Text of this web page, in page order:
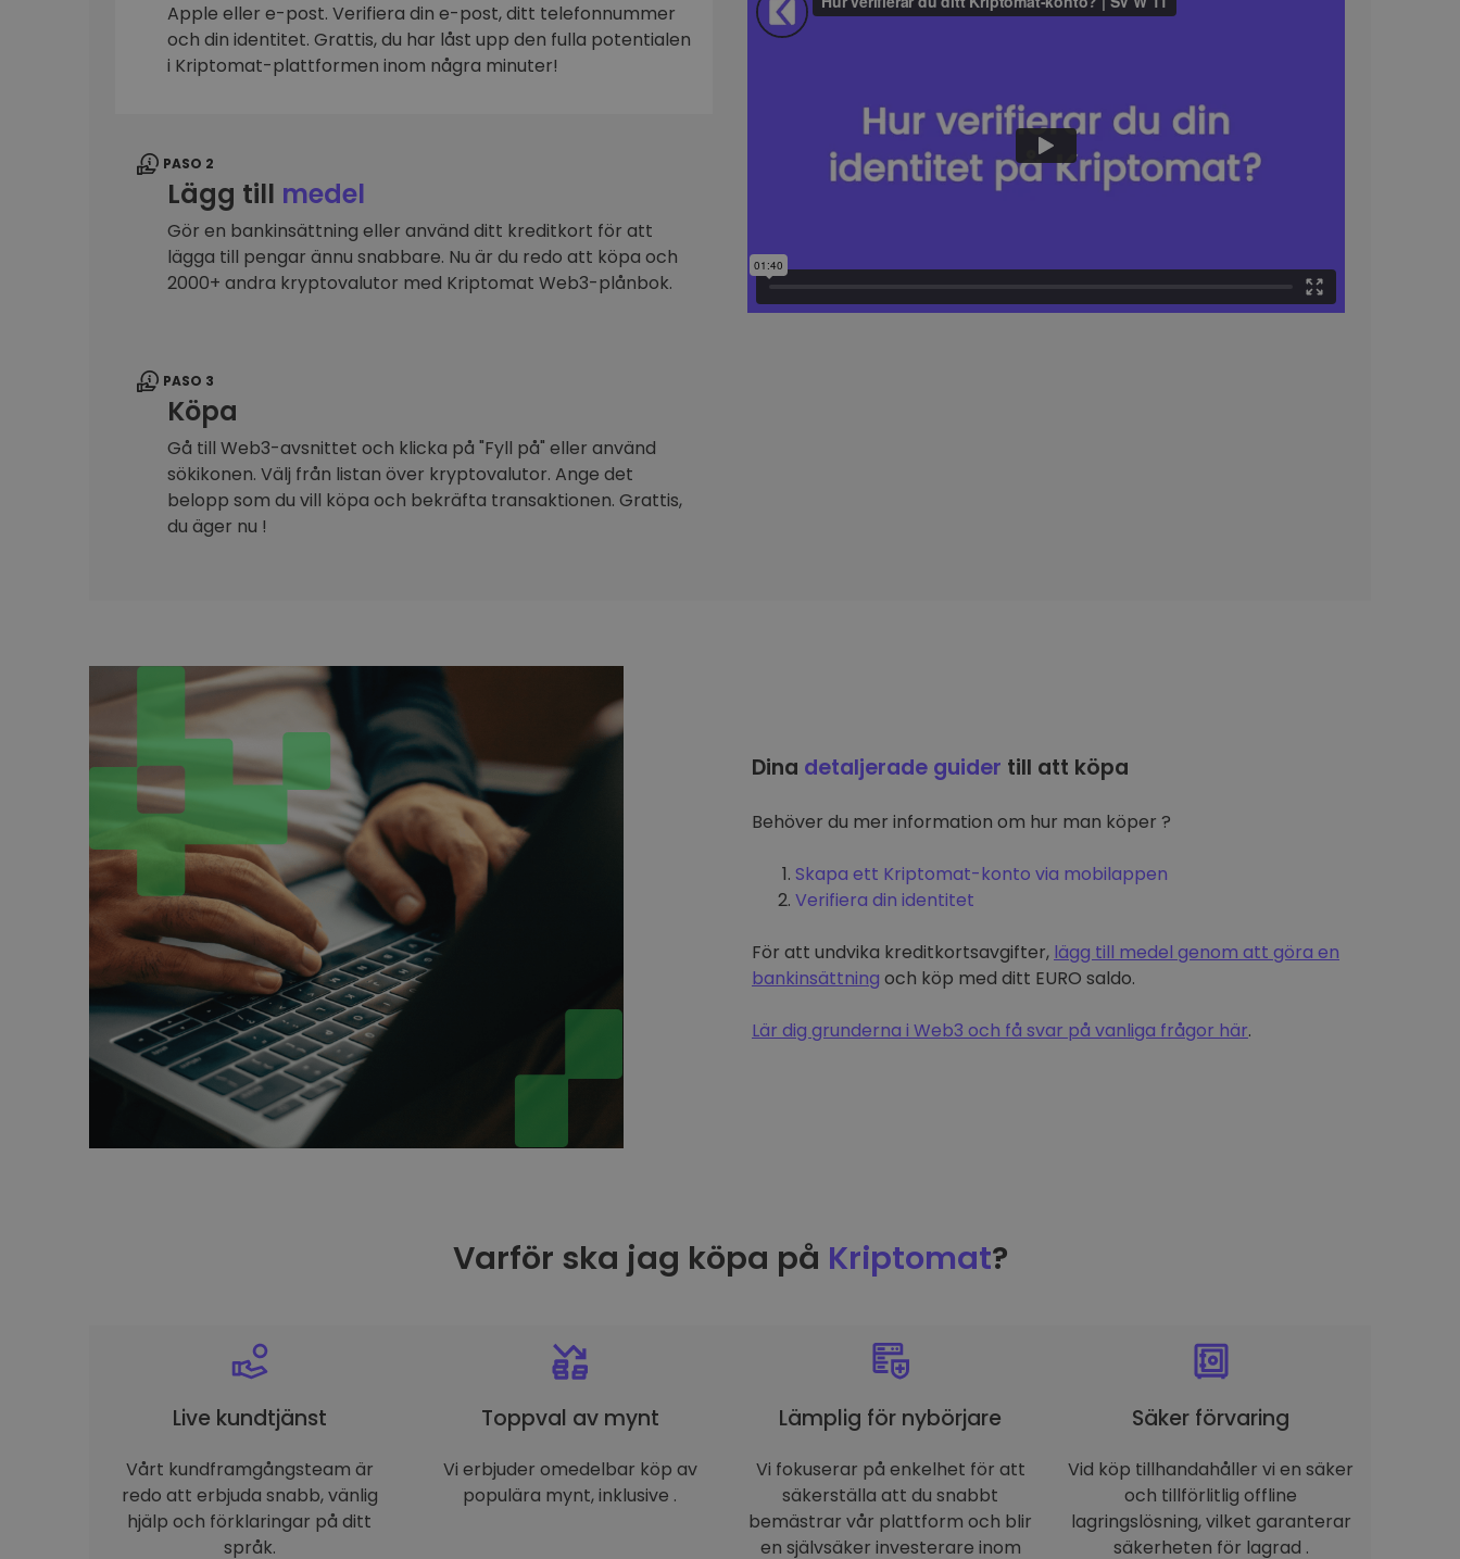
Investeringsutforskaren
Hitta din kryptostrategi
Apple eller e-post. Verifiera din e-post, ditt telefonnummer
och din identitet. Grattis, du har låst upp den fulla potentialen
i Kriptomat-plattformen inom några minuter!
PASO 2
Lägg till medel
Gör en bankinsättning eller använd ditt kreditkort för att
lägga till pengar ännu snabbare. Nu är du redo att köpa och
2000+ andra kryptovalutor med Kriptomat Web3-plånbok.
PASO 3
Köpa
Gå till Web3-avsnittet och klicka på "Fyll på" eller använd
sökikonen. Välj från listan över kryptovalutor. Ange det
belopp som du vill köpa och bekräfta transaktionen. Grattis,
du äger nu !
Dina detaljerade guider till att köpa
Behöver du mer information om hur man köper ?
Skapa ett Kriptomat-konto via mobilappen
Verifiera din identitet
För att undvika kreditkortsavgifter, lägg till medel genom att göra en
bankinsättning och köp med ditt EURO saldo.
Lär dig grunderna i Web3 och få svar på vanliga frågor här.
Varför ska jag köpa på Kriptomat?
Live kundtjänst
Vårt kundframgångsteam är
redo att erbjuda snabb, vänlig
hjälp och förklaringar på ditt
språk.
Toppval av mynt
Vi erbjuder omedelbar köp av
populära mynt, inklusive .
Lämplig för nybörjare
Vi fokuserar på enkelhet för att
säkerställa att du snabbt
bemästrar vår plattform och blir
en självsäker investerare inom
Säker förvaring
Vid köp tillhandahåller vi en säker
och tillförlitlig offline
lagringslösning, vilket garanterar
säkerheten för lagrad .